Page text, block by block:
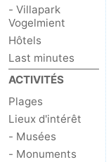
- Villapark
Vogelmient
Hôtels
Last minutes
ACTIVITÉS
Plages
Lieux d'intérêt
- Musées
- Monuments